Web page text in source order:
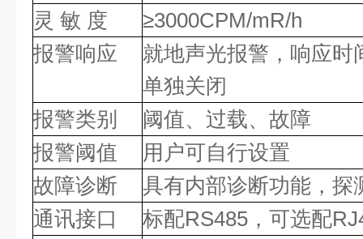
灵 敏 度
≥3000CPM/mR/h
报警响应
就地声光报警，响应时
单独关闭
报警类别
阈值、过载、故障
报警阈值
用户可自行设置
故障诊断
具有内部诊断功能，探
通讯接口
标配RS485，可选配